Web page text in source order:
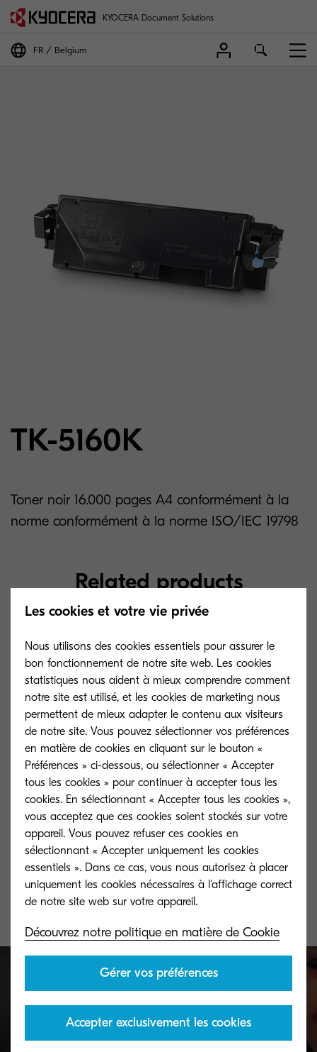
KYOCERA Document Solutions
FR Belgium
TK-5160K
Toner noir 16.000 pages A4 conformément à la
norme conformément à la norme ISO/IEC 19798
Related products
TK-5160C
Cyan toner yield 12,000 pages in
accordance with ISO/IEC 19798.
TK-5160M
Magenta toner
accordance
Toner take-back service
Les cookies et votre vie privée
Nous utilisons des cookies essentiels pour assurer le
bon fonctionnement de notre site web. Les cookies
statistiques nous aident à mieux comprendre comment
notre site est utilisé, et les cookies de marketing nous
permettent de mieux adapter le contenu aux visiteurs
de notre site. Vous pouvez sélectionner vos préférences
en matière de cookies en cliquant sur le bouton «
Préférences » ci-dessous, ou sélectionner « Accepter
tous les cookies » pour continuer à accepter tous les
cookies. En sélectionnant « Accepter tous les cookies »,
vous acceptez que ces cookies soient stockés sur votre
appareil. Vous pouvez refuser ces cookies en
sélectionnant « Accepter uniquement les cookies
essentiels ». Dans ce cas, vous nous autorisez à placer
uniquement les cookies nécessaires à l'affichage correct
Découvrez notre politique en matière de Cookie
Gérer vos préférences
Accepter exclusivement les cookies